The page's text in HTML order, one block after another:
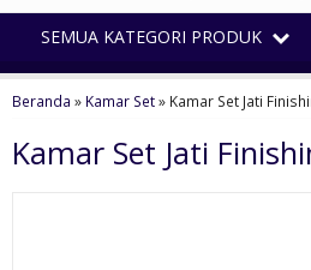
SEMUA KATEGORI PRODUK
Beranda » Kamar Set» Kamar Set Jati
Kamar Set Jati